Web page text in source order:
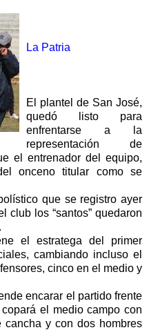
La Patria
El plantel de San José,
quedó listo para
enfrentarse a la
representación de
el entrenador del equipo,
onceno titular como se
que se registro ayer
club los “santos” quedaron
el estratega del primer
cambiando incluso el
cinco en el medio y
encarar el partido frente
el medio campo con
cancha y con dos hombres